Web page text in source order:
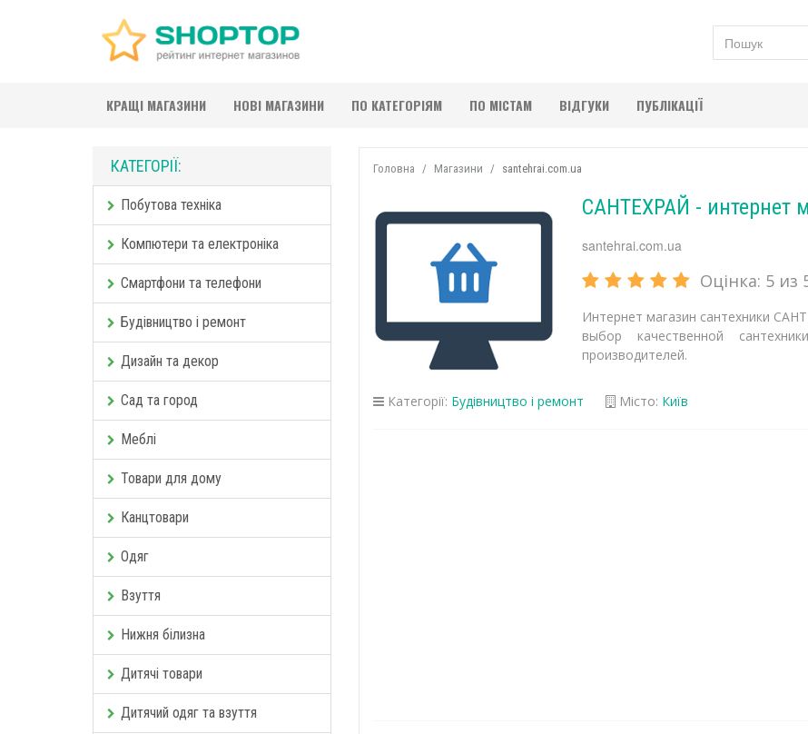
КРАЩІ МАГАЗИНИ НОВІ МАГАЗИНИ ПО КАТЕГОРІЯМ ПО МІСТАМ ВІДГУКИ ПУБЛІКАЦІЇ
КАТЕГОРІЇ:
Побутова техніка
Компютери та електроніка
Смартфони та телефони
Будівництво і ремонт
Дизайн та декор
Сад та город
Меблі
Товари для дому
Канцтовари
Одяг
Взуття
Нижня білизна
Дитячі товари
Дитячий одяг та взуття
Головна Магазини santehrai.com.ua
САНТЕХРАЙ - интернет
santehrai.com.ua
Оцінка: 5из
Интернет магазин сантехники
выбор качественной
производителей.
Категорії: Будівництво і ремонт Місто: Київ